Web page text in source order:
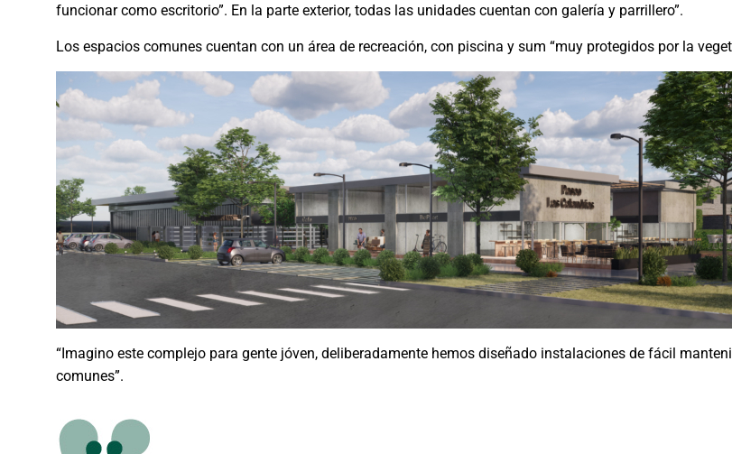
funcionar como escritorio”. En la parte exterior, todas las unidades cuentan con galería y parrillero”.
Los espacios comunes cuentan con un área de recreación, con piscina y sum “muy protegidos por la
“Imagino este complejo para gente jóven, deliberadamente hemos diseñado instalaciones de fácil
comunes”.